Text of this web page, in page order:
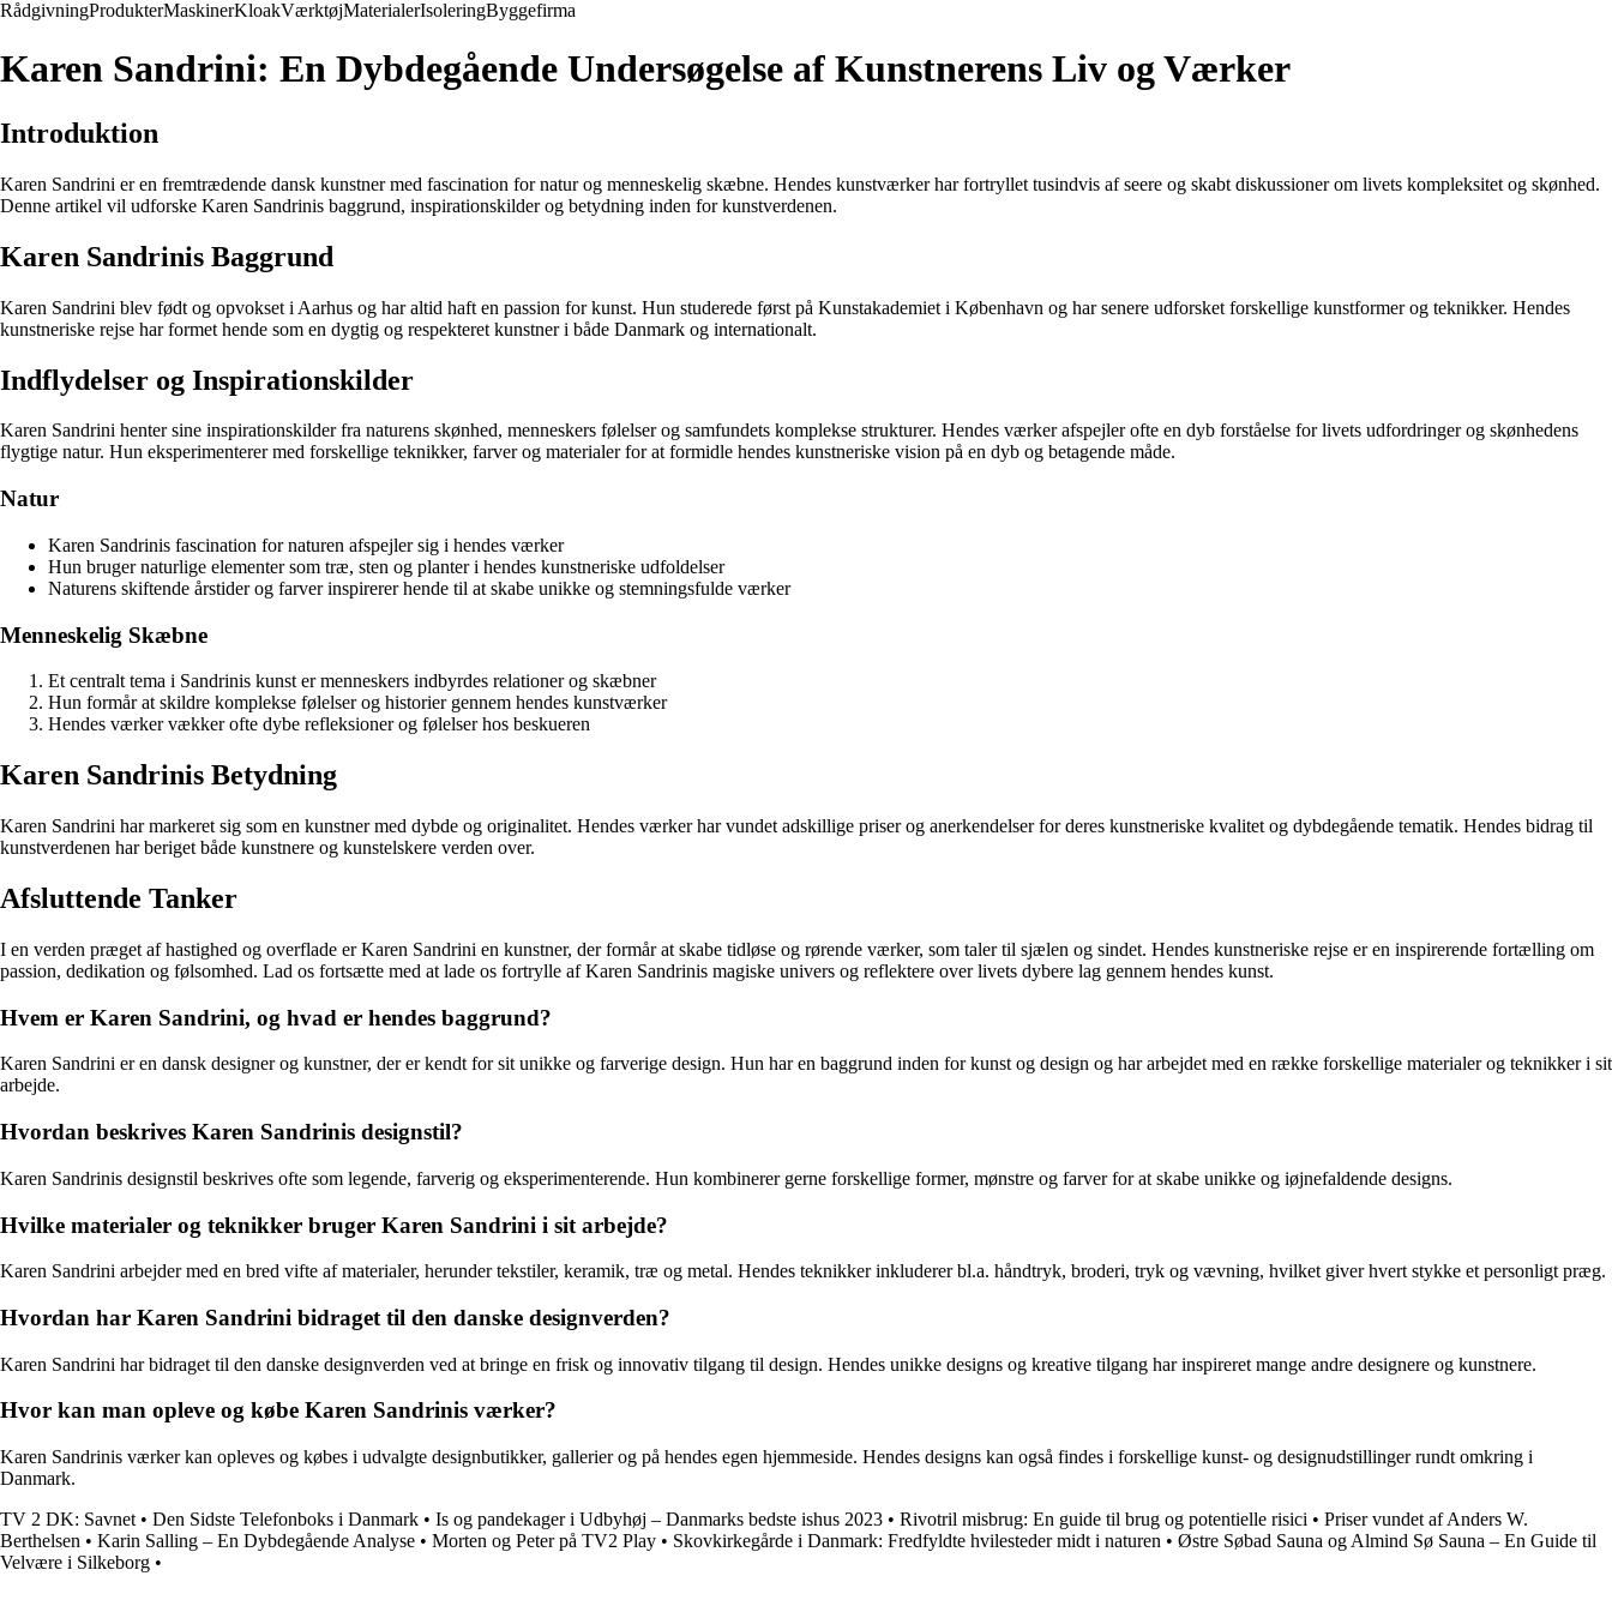
RådgivningProdukterMaskinerKloakVærktøjMaterialerIsoleringByggefirma
Karen Sandrini: En Dybdegående Undersøgelse af Kunstnerens Liv og Værker
Introduktion
Karen Sandrini er en fremtrædende dansk kunstner med fascination for natur og menneskelig skæbne. Hendes kunstværker har fortryllet tusindvis af seere og skabt diskussioner om livets kompleksitet og skønhed.
Denne artikel vil udforske Karen Sandrinis baggrund, inspirationskilder og betydning inden for kunstverdenen.
Karen Sandrinis Baggrund
Karen Sandrini blev født og opvokset i Aarhus og har altid haft en passion for kunst. Hun studerede først på Kunstakademiet i København og har senere udforsket forskellige kunstformer og teknikker. Hendes
kunstneriske rejse har formet hende som en dygtig og respekteret kunstner i både Danmark og internationalt.
Indflydelser og Inspirationskilder
Karen Sandrini henter sine inspirationskilder fra naturens skønhed, menneskers følelser og samfundets komplekse strukturer. Hendes værker afspejler ofte en dyb forståelse for livets udfordringer og skønhedens
flygtige natur. Hun eksperimenterer med forskellige teknikker, farver og materialer for at formidle hendes kunstneriske vision på en dyb og betagende måde.
Natur
Karen Sandrinis fascination for naturen afspejler sig i hendes værker
Hun bruger naturlige elementer som træ, sten og planter i hendes kunstneriske udfoldelser
Naturens skiftende årstider og farver inspirerer hende til at skabe unikke og stemningsfulde værker
Menneskelig Skæbne
Et centralt tema i Sandrinis kunst er menneskers indbyrdes relationer og skæbner
Hun formår at skildre komplekse følelser og historier gennem hendes kunstværker
Hendes værker vækker ofte dybe refleksioner og følelser hos beskueren
Karen Sandrinis Betydning
Karen Sandrini har markeret sig som en kunstner med dybde og originalitet. Hendes værker har vundet adskillige priser og anerkendelser for deres kunstneriske kvalitet og dybdegående tematik. Hendes bidrag til
kunstverdenen har beriget både kunstnere og kunstelskere verden over.
Afsluttende Tanker
I en verden præget af hastighed og overflade er Karen Sandrini en kunstner, der formår at skabe tidløse og rørende værker, som taler til sjælen og sindet. Hendes kunstneriske rejse er en inspirerende fortælling om
passion, dedikation og følsomhed. Lad os fortsætte med at lade os fortrylle af Karen Sandrinis magiske univers og reflektere over livets dybere lag gennem hendes kunst.
Hvem er Karen Sandrini, og hvad er hendes baggrund?
Karen Sandrini er en dansk designer og kunstner, der er kendt for sit unikke og farverige design. Hun har en baggrund inden for kunst og design og har arbejdet med en række forskellige materialer og teknikker i sit
arbejde.
Hvordan beskrives Karen Sandrinis designstil?
Karen Sandrinis designstil beskrives ofte som legende, farverig og eksperimenterende. Hun kombinerer gerne forskellige former, mønstre og farver for at skabe unikke og iøjnefaldende designs.
Hvilke materialer og teknikker bruger Karen Sandrini i sit arbejde?
Karen Sandrini arbejder med en bred vifte af materialer, herunder tekstiler, keramik, træ og metal. Hendes teknikker inkluderer bl.a. håndtryk, broderi, tryk og vævning, hvilket giver hvert stykke et personligt præg.
Hvordan har Karen Sandrini bidraget til den danske designverden?
Karen Sandrini har bidraget til den danske designverden ved at bringe en frisk og innovativ tilgang til design. Hendes unikke designs og kreative tilgang har inspireret mange andre designere og kunstnere.
Hvor kan man opleve og købe Karen Sandrinis værker?
Karen Sandrinis værker kan opleves og købes i udvalgte designbutikker, gallerier og på hendes egen hjemmeside. Hendes designs kan også findes i forskellige kunst- og designudstillinger rundt omkring i
Danmark.
TV 2 DK: Savnet • Den Sidste Telefonboks i Danmark • Is og pandekager i Udbyhøj – Danmarks bedste ishus 2023 • Rivotril misbrug: En guide til brug og potentielle risici • Priser vundet af Anders W.
Berthelsen • Karin Salling – En Dybdegående Analyse • Morten og Peter på TV2 Play • Skovkirkegårde i Danmark: Fredfyldte hvilesteder midt i naturen • Østre Søbad Sauna og Almind Sø Sauna – En Guide til
Velvære i Silkeborg •